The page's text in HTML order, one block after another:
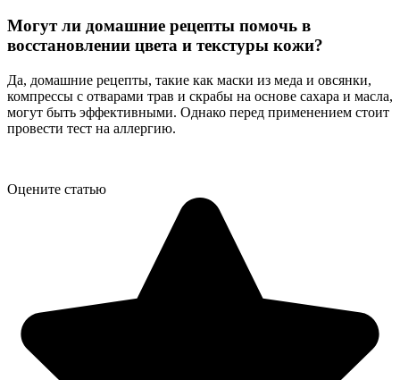
Могут ли домашние рецепты помочь в
восстановлении цвета и текстуры кожи?
Да, домашние рецепты, такие как маски из меда и овсянки,
компрессы с отварами трав и скрабы на основе сахара и масла,
могут быть эффективными. Однако перед применением стоит
провести тест на аллергию.
Оцените статью